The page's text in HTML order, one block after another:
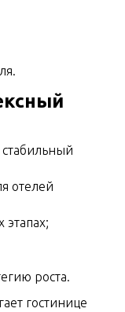
отелей
этапах;
роста.
гостинице